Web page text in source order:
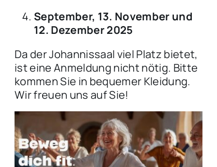
September, 13. November und
12. Dezember 2025
Da der Johannissaal viel Platz bietet,
ist eine Anmeldung nicht nötig. Bitte
kommen Sie in bequemer Kleidung.
Wir freuen uns auf Sie!